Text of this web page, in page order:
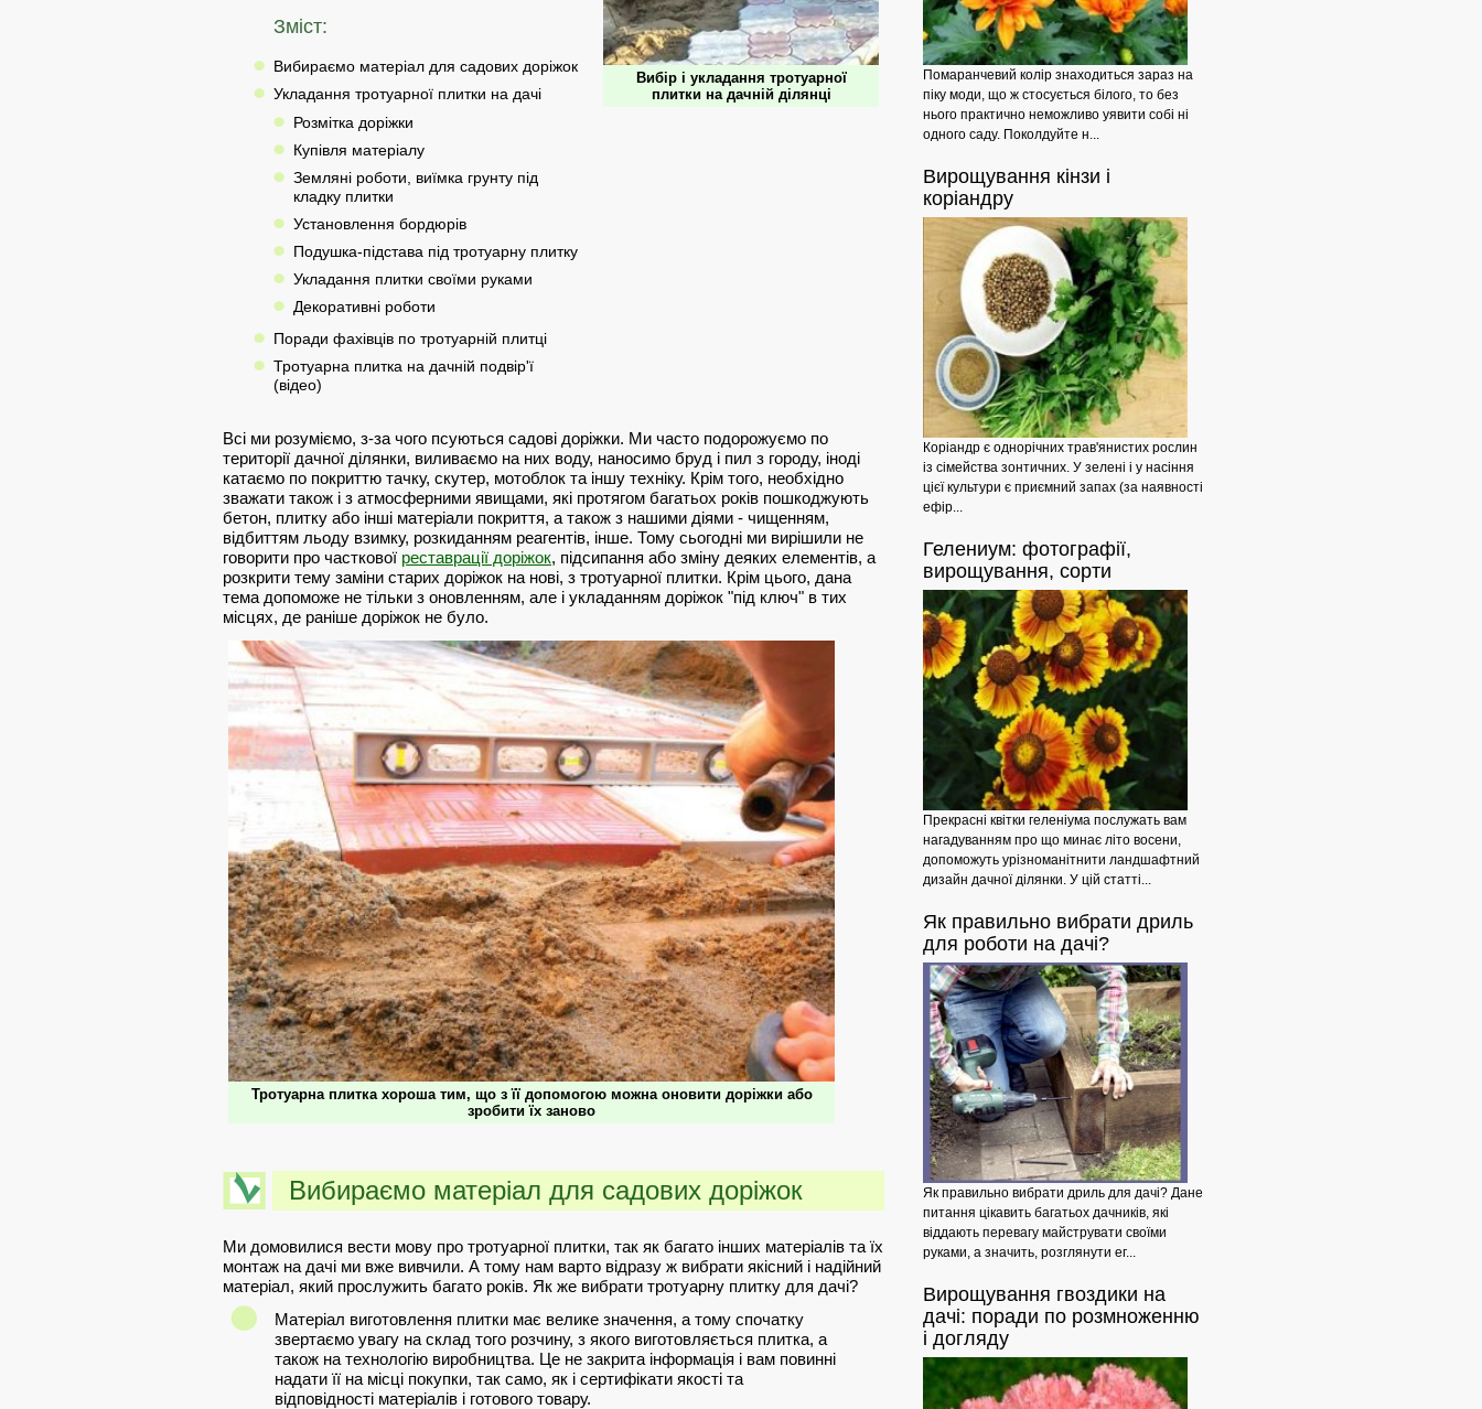
Вибір і укладання тротуарної
плитки на дачній ділянці
Зміст:
Вибираємо матеріал для садових доріжок
Укладання тротуарної плитки на дачі
Розмітка доріжки
Купівля матеріалу
Земляні роботи, виїмка грунту під
кладку плитки
Установлення бордюрів
Подушка-підстава під тротуарну плитку
Укладання плитки своїми руками
Декоративні роботи
Поради фахівців по тротуарній плитці
Тротуарна плитка на дачній подвір'ї
(відео)
Всі ми розуміємо, з-за чого псуються садові доріжки. Ми часто подорожуємо по
території дачної ділянки, виливаємо на них воду, наносимо бруд і пил з городу, іноді
катаємо по покриттю тачку, скутер, мотоблок та іншу техніку. Крім того, необхідно
зважати також і з атмосферними явищами, які протягом багатьох років пошкоджують
бетон, плитку або інші матеріали покриття, а також з нашими діями - чищенням,
відбиттям льоду взимку, розкиданням реагентів, інше. Тому сьогодні ми вирішили не
говорити про часткової реставрації доріжок, підсипання або зміну деяких елементів, а
розкрити тему заміни старих доріжок на нові, з тротуарної плитки. Крім цього, дана
тема допоможе не тільки з оновленням, але і укладанням доріжок "під ключ" в тих
місцях, де раніше доріжок не було.
Тротуарна плитка хороша тим, що з її допомогою можна оновити доріжки або
зробити їх заново
Вибираємо матеріал для садових доріжок
Ми домовилися вести мову про тротуарної плитки, так як багато інших матеріалів та їх
монтаж на дачі ми вже вивчили. А тому нам варто відразу ж вибрати якісний і надійний
матеріал, який прослужить багато років. Як же вибрати тротуарну плитку для дачі?
Матеріал виготовлення плитки має велике значення, а тому спочатку
звертаємо увагу на склад того розчину, з якого виготовляється плитка, а
також на технологію виробництва. Це не закрита інформація і вам повинні
надати її на місці покупки, так само, як і сертифікати якості та
відповідності матеріалів і готового товару.
Помаранчевий колір знаходиться зараз на
піку моди, що ж стосується білого, то без
нього практично неможливо уявити собі ні
одного саду. Поколдуйте н...
Вирощування кінзи і
коріандру
Коріандр є однорічних трав'янистих рослин
із сімейства зонтичних. У зелені і у насіння
цієї культури є приємний запах (за наявності
ефір...
Гелениум: фотографії,
вирощування, сорти
Прекрасні квітки геленіума послужать вам
нагадуванням про що минає літо восени,
допоможуть урізноманітнити ландшафтний
дизайн дачної ділянки. У цій статті...
Як правильно вибрати дриль
для роботи на дачі?
Як правильно вибрати дриль для дачі? Дане
питання цікавить багатьох дачників, які
віддають перевагу майструвати своїми
руками, а значить, розглянути ег...
Вирощування гвоздики на
дачі: поради по розмноженню
і догляду